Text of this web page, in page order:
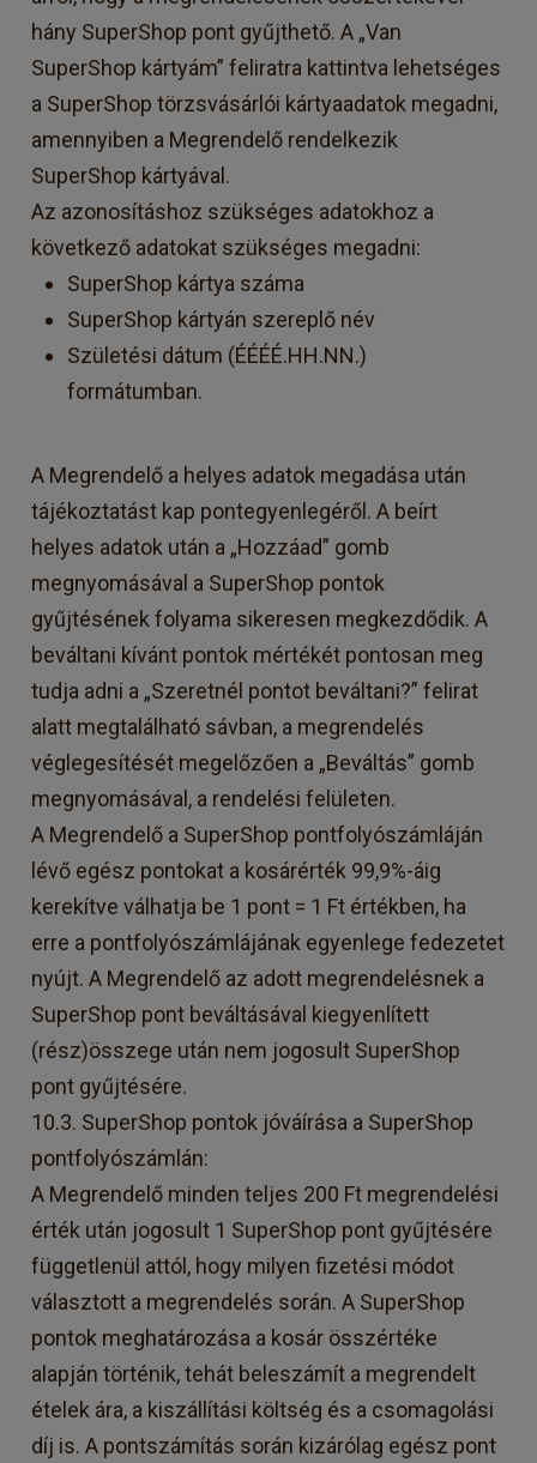
hány SuperShop pont gyűjthető. A „Van
SuperShop kártyám” feliratra kattintva lehetséges
a SuperShop törzsvásárlói kártyaadatok megadni,
amennyiben a Megrendelő rendelkezik
SuperShop kártyával.
Az azonosításhoz szükséges adatokhoz a
következő adatokat szükséges megadni:
SuperShop kártya száma
SuperShop kártyán szereplő név
Születési dátum (ÉÉÉÉ.HH.NN.)
formátumban.
A Megrendelő a helyes adatok megadása után
tájékoztatást kap pontegyenlegéről. A beírt
helyes adatok után a „Hozzáad” gomb
megnyomásával a SuperShop pontok
gyűjtésének folyama sikeresen megkezdődik. A
beváltani kívánt pontok mértékét pontosan meg
tudja adni a „Szeretnél pontot beváltani?” felirat
alatt megtalálható sávban, a megrendelés
véglegesítését megelőzően a „Beváltás” gomb
megnyomásával, a rendelési felületen.
A Megrendelő a SuperShop pontfolyószámláján
lévő egész pontokat a kosárérték 99,9%-áig
kerekítve válhatja be 1 pont = 1 Ft értékben, ha
erre a pontfolyószámlájának egyenlege fedezetet
nyújt. A Megrendelő az adott megrendelésnek a
SuperShop pont beváltásával kiegyenlített
(rész)összege után nem jogosult SuperShop
pont gyűjtésére.
10.3. SuperShop pontok jóváírása a SuperShop
pontfolyószámlán:
A Megrendelő minden teljes 200 Ft megrendelési
érték után jogosult 1 SuperShop pont gyűjtésére
függetlenül attól, hogy milyen fizetési módot
választott a megrendelés során. A SuperShop
pontok meghatározása a kosár összértéke
alapján történik, tehát beleszámít a megrendelt
ételek ára, a kiszállítási költség és a csomagolási
díj is. A pontszámítás során kizárólag egész pont